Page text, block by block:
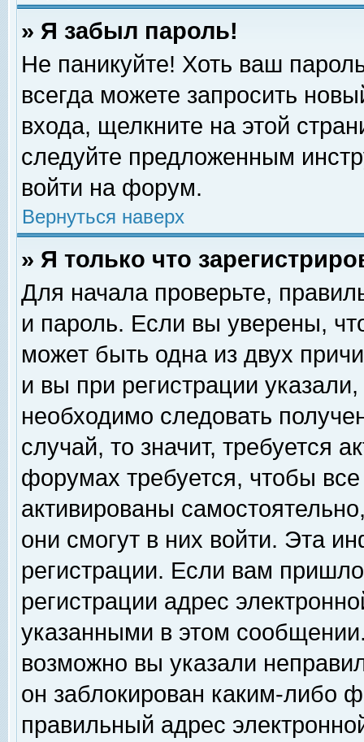
» Я забыл пароль!
Не паникуйте! Хоть ваш
всегда можете запросить
входа, щелкните на этой
следуйте предложенным
войти на форум.
Вернуться наверх
» Я только что
Для начала проверьте,
и пароль. Если вы уверены,
может быть одна из двух
и вы при регистрации
необходимо следовать
случай, то значит, требуется
форумах требуется, чтобы
активированы
они смогут в них войти. Эта
регистрации. Если вам
регистрации адрес
указанными в этом
возможно вы указали
он заблокирован каким-либо
правильный адрес